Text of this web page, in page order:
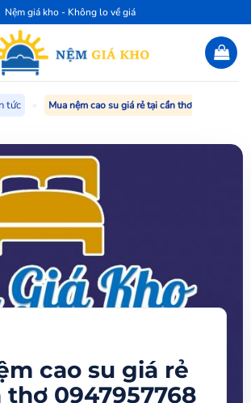
Nệm giá kho - Không lo về giá
tức »
Mua nệm cao su giá rẻ tại cần thơ
cao su giá rẻ
thơ 0947957768